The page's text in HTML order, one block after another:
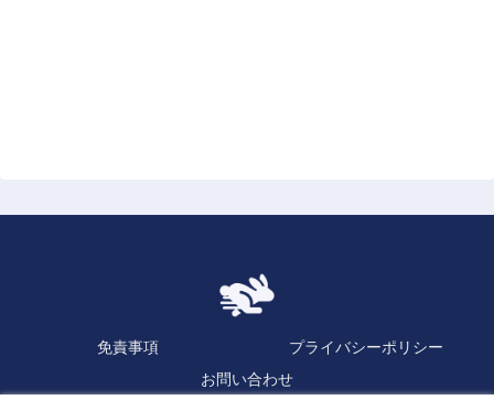
免責事項
プライバシーポリシー
お問い合わせ